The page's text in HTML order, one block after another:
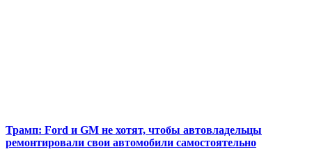
Трамп: Ford и GM не хотят, чтобы автовладельцы
ремонтировали свои автомобили самостоятельно